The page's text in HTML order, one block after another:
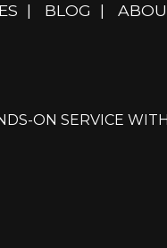
| BLOG |
ON SERVICE